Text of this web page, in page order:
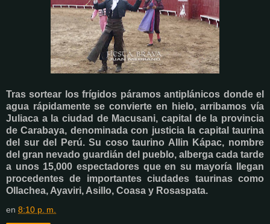
Tras sortear los frígidos páramos antiplánicos donde el
agua rápidamente se convierte en hielo, arribamos vía
Juliaca a la ciudad de Macusani, capital de la provincia
de Carabaya, denominada con justicia la capital taurina
del sur del Perú. Su coso taurino Allin Kápac, nombre
del gran nevado guardián del pueblo, alberga cada tarde
a unos 15,000 espectadores que en su mayoría llegan
procedentes de importantes ciudades taurinas como
Ollachea, Ayaviri, Asillo, Coasa y Rosaspata.
en 8:10 p. m.